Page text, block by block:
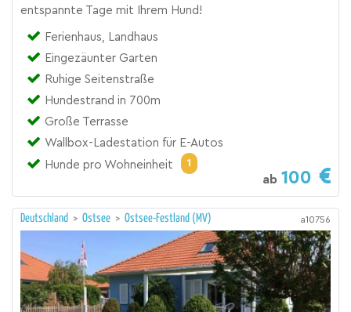
entspannte Tage mit Ihrem Hund!
Ferienhaus, Landhaus
Eingezäunter Garten
Ruhige Seitenstraße
Hundestrand in 700m
Große Terrasse
Wallbox-Ladestation für E-Autos
Hunde pro Wohneinheit
1
ab 100
Deutschland > Ostsee > Ostsee-Festland (MV) a10756